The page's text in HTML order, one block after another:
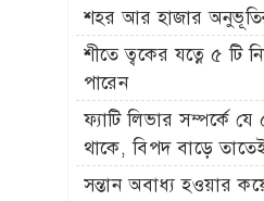
শহর আর হাজার
শীতে ত্বকের যত্নে ৫ টি
পারেন
ফ্যাটি লিভার সম্পর্কে
থাকে, বিপদ বাড়ে
সন্তান অবাধ্য হওয়ার